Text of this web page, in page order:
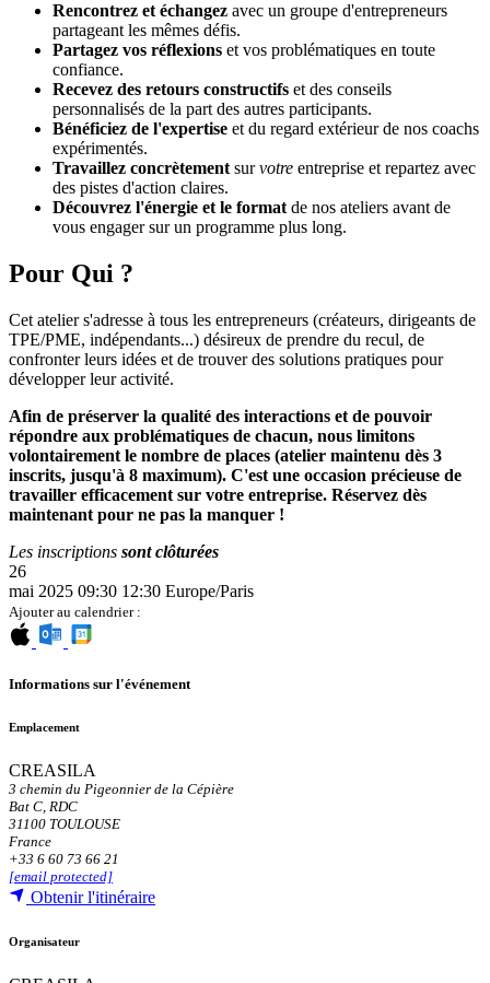
Rencontrez et échangez avec un groupe d'entrepreneurs
partageant les mêmes défis.
Partagez vos réflexions et vos problématiques en toute
confiance.
Recevez des retours constructifs et des conseils
personnalisés de la part des autres participants.
Bénéficiez de l'expertise et du regard extérieur de nos coachs
expérimentés.
Travaillez concrètement survotre entreprise et repartez avec
des pistes d'action claires.
Découvrez l'énergie et le format de nos ateliers avant de
vous engager sur un programme plus long.
Pour Qui ?
Cet atelier s'adresse à tous les entrepreneurs (créateurs, dirigeants de
TPE/PME, indépendants...) désireux de prendre du recul, de
confronter leurs idées et de trouver des solutions pratiques pour
développer leur activité.
Afin de préserver la qualité des interactions et de pouvoir
répondre aux problématiques de chacun, nous limitons
volontairement le nombre de places (atelier maintenu dès 3
inscrits, jusqu'à 8 maximum). C'est une occasion précieuse de
travailler efficacement sur votre entreprise. Réservez dès
maintenant pour ne pas la manquer !
Les inscriptions sont clôturées
26
mai 2025 09:30 12:30 Europe/Paris
Ajouter au calendrier :
Informations sur l'événement
Emplacement
CREASILA
3 chemin du Pigeonnier de la Cépière
Bat C, RDC
31100 TOULOUSE
France
+33 6 60 73 66 21
[email protected]
Obtenir l'itinéraire
Organisateur